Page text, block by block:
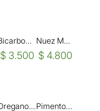
Bicarbonato x 1 kilo
$ 3.500
Nuez Moscada Molida x 100 grs.
$ 4.800
Oregano x 100 grs Pimenton dulce x 100 grs-CUMANA